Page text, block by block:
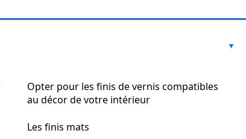
Opter pour les finis de vernis compatibles
au décor de votre intérieur
Les finis mats